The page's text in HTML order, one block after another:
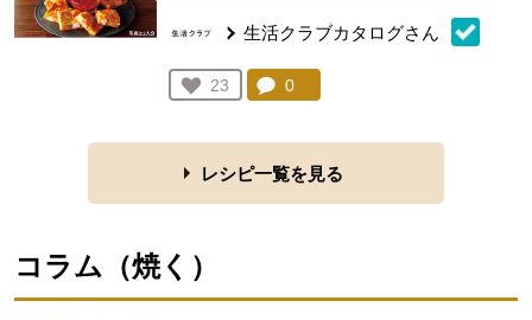
生活クラブカタログさん
お気に入り登録：
23
人が登録
コメント：
0
レシピ一覧を見る
コラム（焼く ）